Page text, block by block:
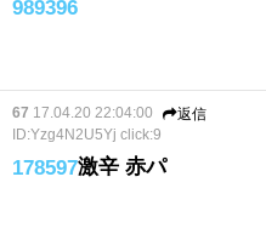
989396
67 17.04.20 22:04:00
返信
ID:Yzg4N2U5Yj click:9
178597激辛 赤パ